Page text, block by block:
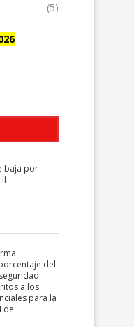
(5)
baja por
del
a los
para la
de